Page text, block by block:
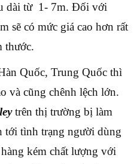
dài từ 1- 7m. Đối với
sẽ có mức giá cao hơn rất
thước.
Quốc, Trung Quốc thì
và cũng chênh lệch lớn.
trên thị trường bị làm
tới tình trạng người dùng
kém chất lượng với